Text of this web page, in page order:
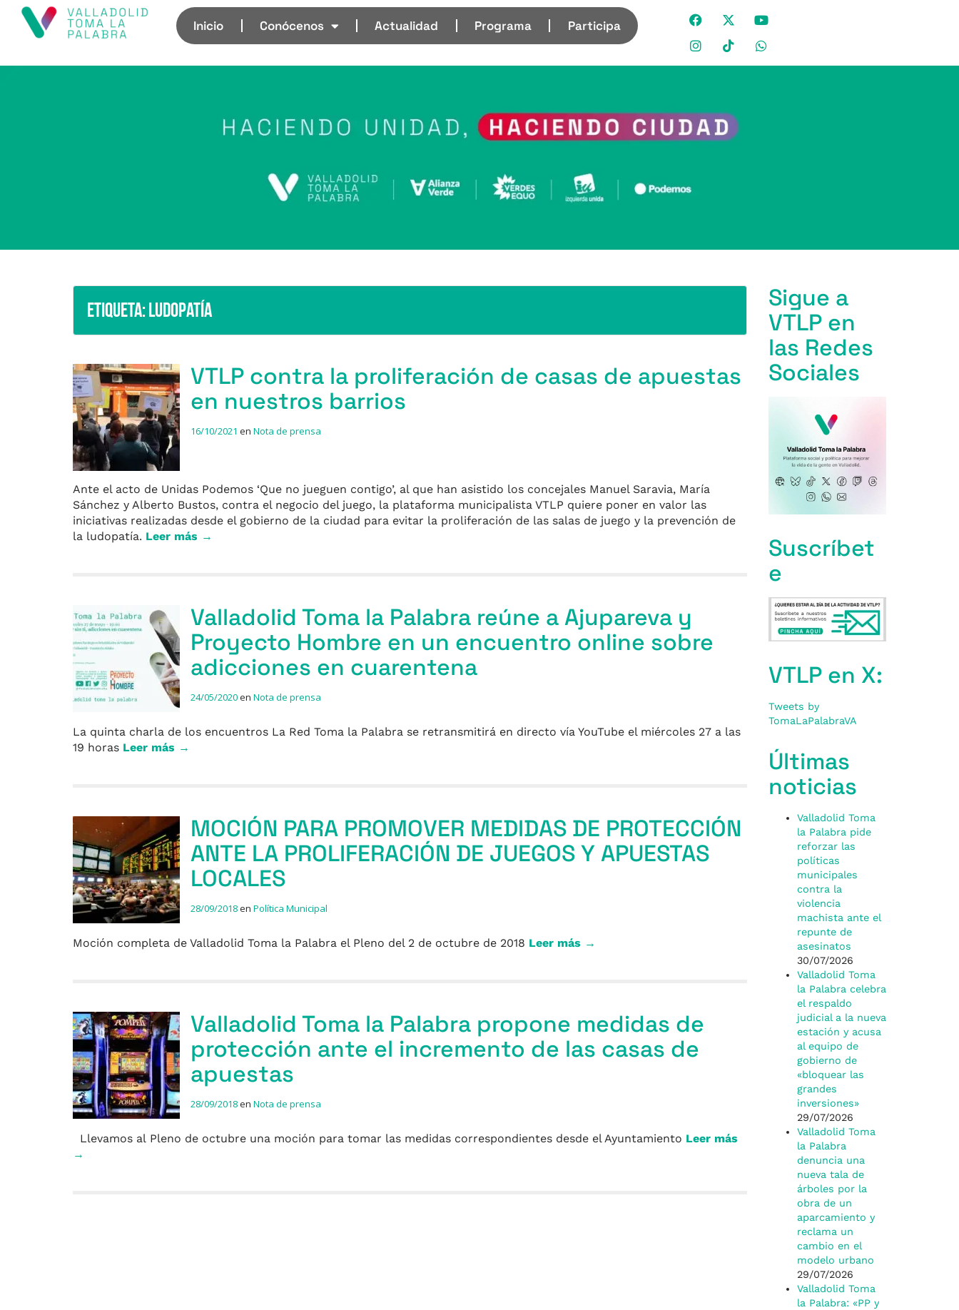
Inicio Conócenos Actualidad Programa Participa
Etiqueta:ludopatía
VTLP contra la proliferación de casas de apuestas
en nuestros barrios
16/10/2021 en Nota de prensa
Ante el acto de Unidas Podemos ‘Que no jueguen contigo’, al que han asistido los concejales Manuel Saravia, María
Sánchez y Alberto Bustos, contra el negocio del juego, la plataforma municipalista VTLP quiere poner en valor las
iniciativas realizadas desde el gobierno de la ciudad para evitar la proliferación de las salas de juego y la prevención de
la ludopatía. Leer más →
Valladolid Toma la Palabra reúne a Ajupareva y
Proyecto Hombre en un encuentro online sobre
adicciones en cuarentena
24/05/2020en Nota de prensa
La quinta charla de los encuentros La Red Toma la Palabra se retransmitirá en directo vía YouTube el miércoles 27 a las
19 horas Leer más →
MOCIÓN PARA PROMOVER MEDIDAS DE PROTECCIÓN
ANTE LA PROLIFERACIÓN DE JUEGOS Y APUESTAS
LOCALES
28/09/2018en Política Municipal
Moción completa de Valladolid Toma la Palabra el Pleno del 2 de octubre de 2018 Leer más →
Valladolid Toma la Palabra propone medidas de
protección ante el incremento de las casas de
apuestas
28/09/2018en Nota de prensa
Llevamos al Pleno de octubre una moción para tomar las medidas correspondientes desde el Ayuntamiento Leer más
→
Sigue a
VTLP en
las Redes
Sociales
Suscríbet
e
VTLP en X:
Tweets by
TomaLaPalabraVA
Últimas
noticias
Valladolid Toma
la Palabra pide
reforzar las
políticas
municipales
contra la
violencia
machista ante el
repunte de
asesinatos
30/07/2026
Valladolid Toma
la Palabra celebra
el respaldo
judicial a la nueva
estación y acusa
al equipo de
gobierno de
«bloquear las
grandes
inversiones»
29/07/2026
Valladolid Toma
la Palabra
denuncia una
nueva tala de
árboles por la
obra de un
aparcamiento y
reclama un
cambio en el
modelo urbano
29/07/2026
Valladolid Toma
la Palabra: «PP y